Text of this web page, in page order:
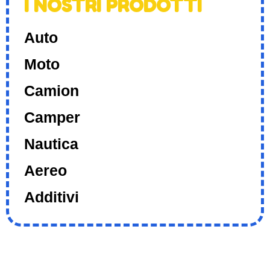
I NOSTRI PRODOTTI
Auto
Moto
Camion
Camper
Nautica
Aereo
Additivi